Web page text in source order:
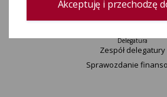
Komisarz
Delegatura
Zespół delegatury
Sprawozdanie
Akceptuję i przechodzę